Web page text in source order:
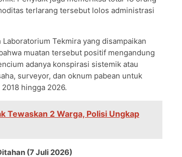
terlarang tersebut lolos administrasi
Tekmira yang disampaikan
muatan tersebut positif mengandung
adanya konspirasi sistemik atau
surveyor, dan oknum pabean untuk
hingga 2026.
Tewaskan 2 Warga, Polisi Ungkap
(7 Juli 2026)